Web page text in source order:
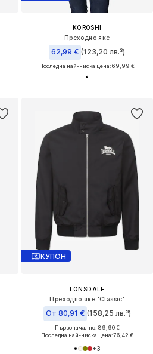
KOROSHI
Преходно яке
62,99 € (123,20 лв.³)
Последна най-ниска цена:69,99 €
КУПОН
LONSDALE
Преходно яке 'Classic'
От 80,91 € (158,25 лв.³)
Първоначално: 89,90 €
Последна най-ниска цена:76,42 €
+3